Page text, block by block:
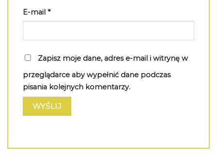
E-mail *
Zapisz moje dane, adres e-mail i witrynę w
przeglądarce aby wypełnić dane podczas
pisania kolejnych komentarzy.